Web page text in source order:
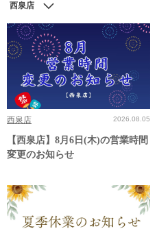
西泉店
西泉店 2026.08.05
【西泉店】8月6日(木)の営業時間
変更のお知らせ